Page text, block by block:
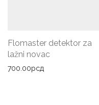
Flomaster detektor za
lažni novac
700.00рсд